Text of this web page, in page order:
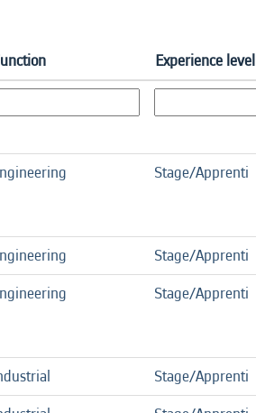
Experience level
Stage/Apprenti
Stage/Apprenti
Stage/Apprenti
Stage/Apprenti